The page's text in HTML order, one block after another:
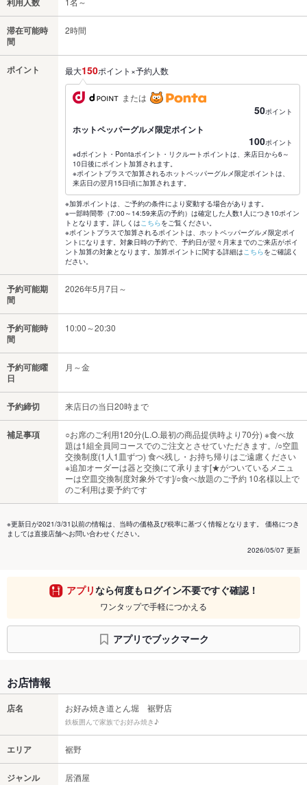
滞在可能時
間
2時間
ポイント 最大150ポイント×予約人数
または
50ポイント
ホットペッパーグルメ限定ポイント
100ポイント
※dポイント・Pontaポイント・リクルートポイントは、来店日から6～
10日後にポイント加算されます。
※ポイントプラスで加算されるホットペッパーグルメ限定ポイントは、
来店日の翌月15日頃に加算されます。
※加算ポイントは、ご予約の条件により変動する場合があります。
※一部時間帯（7:00～14:59来店の予約）は確定した人数1人につき10ポイン
トとなります。詳しくはこちらをご覧ください。
※ポイントプラスで加算されるポイントは、ホットペッパーグルメ限定ポイ
ントになります。対象日時の予約で、予約日が翌々月末までのご来店がポイ
ント加算の対象となります。加算ポイントに関する詳細はこちらをご確認く
ださい。
予約可能期
間
2026年5月7日～
予約可能時
間
10:00～20:30
予約可能曜
日
月～金
予約締切 来店日の当日20時まで
補足事項
○お席のご利用120分(L.O.最初の商品提供時より70分) ※食べ放
題は1組全員同コースでのご注文とさせていただきます。/○空皿
交換制度(1人1皿ずつ) 食べ残し・お持ち帰りはご遠慮ください
※追加オーダーは器と交換にて承ります[★がついているメニュ
ーは空皿交換制度対象外です]/○食べ放題のご予約 10名様以上で
のご利用は要予約です
※更新日が2021/3/31以前の情報は、当時の価格及び税率に基づく情報となります。 価格につき
ましては直接店舗へお問い合わせください。
2026/05/07 更新
アプリなら何度もログイン不要ですぐ確認！
ワンタップで手軽につかえる
アプリでブックマーク
お店情報
店名 お好み焼き道とん堀 裾野店
鉄板囲んで家族でお好み焼き♪
エリア 裾野
ジャンル 居酒屋